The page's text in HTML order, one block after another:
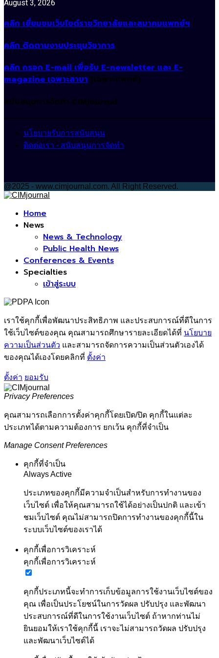
August 3, 2026
คลิก เยี่ยมชมเว็บไซต์ราชวิทยาลัยและสมาคมแพทย์ฯ
คลิก ติดตามงานประชุมวิชาการ
คลิก กรอก E-mail เพื่อรับ E-newsletter และ E-
magazine เฉพาะสาขา (เฉพาะแพทย์)
สนับสนุนการจัดทำ CIMjournal
นโยบายรับการสนับสนุน
ติดต่อเรา - สนับสนุนการจัดทำ
@2025 - www.cimjournal.com. All Right Reserved.
Home
News
News & Technology
Public Health News
Conferences & Events
Specialties
เข้าสู่ระบบ
เราใช้คุกกี้เพื่อพัฒนาประสิทธิภาพ และประสบการณ์ที่ดีในการ
ใช้เว็บไซต์ของคุณ คุณสามารถศึกษารายละเอียดได้ที่ นโยบาย
ความเป็นส่วนตัว และสามารถจัดการความเป็นส่วนตัวเองได้
ของคุณได้เองโดยคลิกที่ ตั้งค่า
ตั้งค่า ยอมรับ
Privacy Preferences
คุณสามารถเลือกการตั้งค่าคุกกี้โดยเปิด/ปิด คุกกี้ในแต่ละ
ประเภทได้ตามความต้องการ ยกเว้น คุกกี้ที่จำเป็น
Manage Consent Preferences
คุกกี้ที่จำเป็น
Always Active
ประเภทของคุกกี้มีความจำเป็นสำหรับการทำงานของ
เว็บไซต์ เพื่อให้คุณสามารถใช้ได้อย่างเป็นปกติ และเข้า
ชมเว็บไซต์ คุณไม่สามารถปิดการทำงานของคุกกี้นี้ใน
ระบบเว็บไซต์ของเราได้
คุกกี้เพื่อการวิเคราะห์
คุกกี้เพื่อการวิเคราะห์
คุกกี้ประเภทนี้จะทำการเก็บข้อมูลการใช้งานเว็บไซต์ของ
คุณ เพื่อเป็นประโยชน์ในการวัดผล ปรับปรุง และพัฒนา
ประสบการณ์ที่ดีในการใช้งานเว็บไซต์ ถ้าหากท่านไม่
ยินยอมให้เราใช้คุกกี้นี้ เราจะไม่สามารถวัดผล ปรับปรุง
และพัฒนาเว็บไซต์ได้